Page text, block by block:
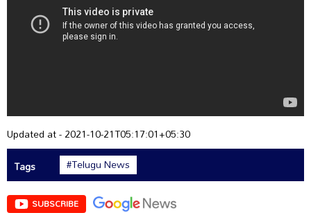
Updated at - 2021-10-21T05:17:01+05:30
Tags
#Telugu News
SUBSCRIBE